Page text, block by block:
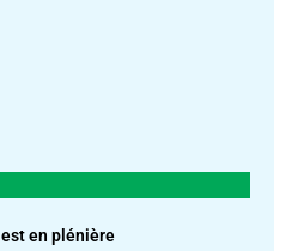
en plénière